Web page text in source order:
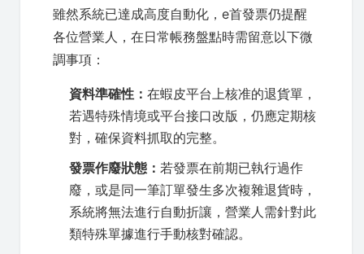
雖然系統已達成高度自動化，e首發票仍提醒
各位營業人，在日常帳務盤點時需留意以下微
調事項：
資料準確性： 在蝦皮平台上核准的退貨單，
若遇特殊情境或平台接口改版，仍應定期核
對，確保資料抓取的完整。
發票作廢狀態： 若發票在前期已執行過作
廢，或是同一筆訂單發生多次複雜退貨時，
系統將無法進行自動折讓，營業人需針對此
類特殊單據進行手動核對確認。